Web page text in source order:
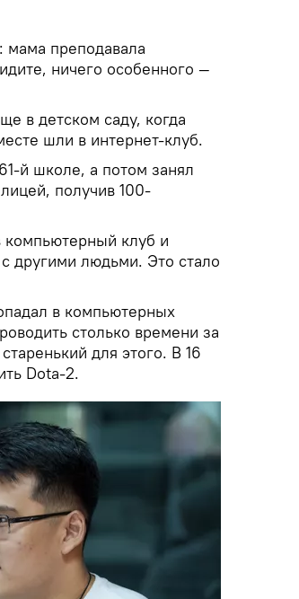
преподавала
ничего особенного —
в детском саду, когда
шли в интернет-клуб.
й школе, а потом занял
получив 100-
компьютерный клуб и
другими людьми. Это стало
в компьютерных
столько времени за
для этого. В 16
Dota-2.